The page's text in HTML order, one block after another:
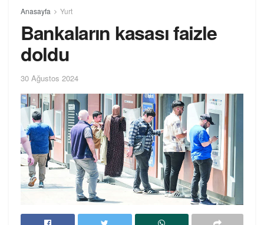
Anasayfa Yurt
Bankaların kasası faizle
doldu
30 Ağustos 2024